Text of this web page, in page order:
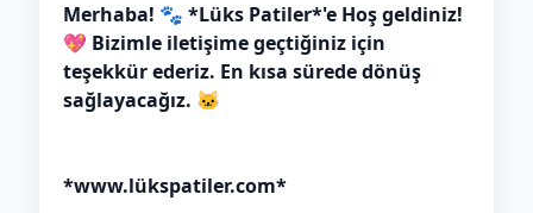
Merhaba! 🐾 *Lüks Patiler*'e Hoş geldiniz!
💖 Bizimle iletişime geçtiğiniz için
teşekkür ederiz. En kısa sürede dönüş
sağlayacağız. 🐱
*www.lükspatiler.com*